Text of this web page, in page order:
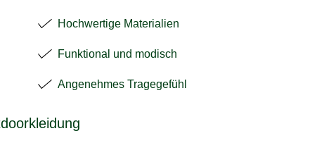
Hochwertige Materialien
Funktional und modisch
Angenehmes Tragegefühl